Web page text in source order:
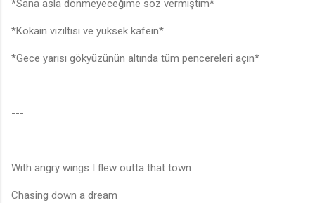
*Sana asla dönmeyeceğime söz vermiştim*
*Kokain vızıltısı ve yüksek kafein*
*Gece yarısı gökyüzünün altında tüm pencereleri açın*
---
With angry wings I flew outta that town
Chasing down a dream